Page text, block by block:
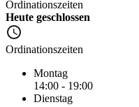
Ordinationszeiten
Heute geschlossen
Ordinationszeiten
Montag
14:00 - 19:00
Dienstag